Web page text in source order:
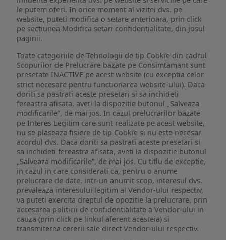
le putem oferi. In orice moment al vizitei dvs. pe
website, puteti modifica o setare anterioara, prin click
pe sectiunea Modifica setari confidentialitate, din josul
paginii.
Toate categoriile de Tehnologii de tip Cookie din cadrul
Scopurilor de Prelucrare bazate pe Consimtamant sunt
presetate INACTIVE pe acest website (cu exceptia celor
strict necesare pentru functionarea website-ului). Daca
doriti sa pastrati aceste presetari si sa inchideti
fereastra afisata, aveti la dispozitie butonul „Salveaza
modificarile”, de mai jos. In cazul prelucrarilor bazate
pe Interes Legitim care sunt realizate pe acest website,
nu se plaseaza fisiere de tip Cookie si nu este necesar
acordul dvs. Daca doriti sa pastrati aceste presetari si
sa inchideti fereastra afisata, aveti la dispozitie butonul
„Salveaza modificarile”, de mai jos. Cu titlu de exceptie,
in cazul in care considerati ca, pentru o anume
prelucrare de date, intr-un anumit scop, interesul dvs.
prevaleaza interesului legitim al Vendor-ului respectiv,
va puteti exercita dreptul de opozitie la prelucrare, prin
accesarea politicii de confidentialitate a Vendor-ului in
cauza (prin click pe linkul aferent acesteia) si
transmiterea cererii sale direct Vendor-ului respectiv.